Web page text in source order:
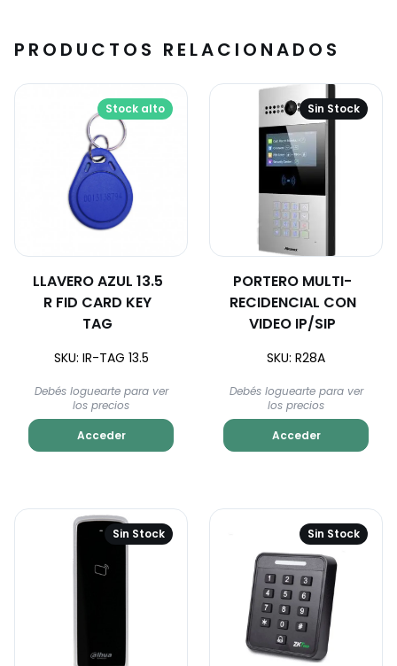
PRODUCTOS RELACIONADOS
Stock alto
LLAVERO AZUL 13.5
R FID CARD KEY
TAG
SKU: IR-TAG 13.5
Debés loguearte para ver
los precios
Acceder
Sin Stock
PORTERO MULTI-
RECIDENCIAL CON
VIDEO IP/SIP
SKU: R28A
Debés loguearte para ver
los precios
Acceder
Sin Stock Sin Stock